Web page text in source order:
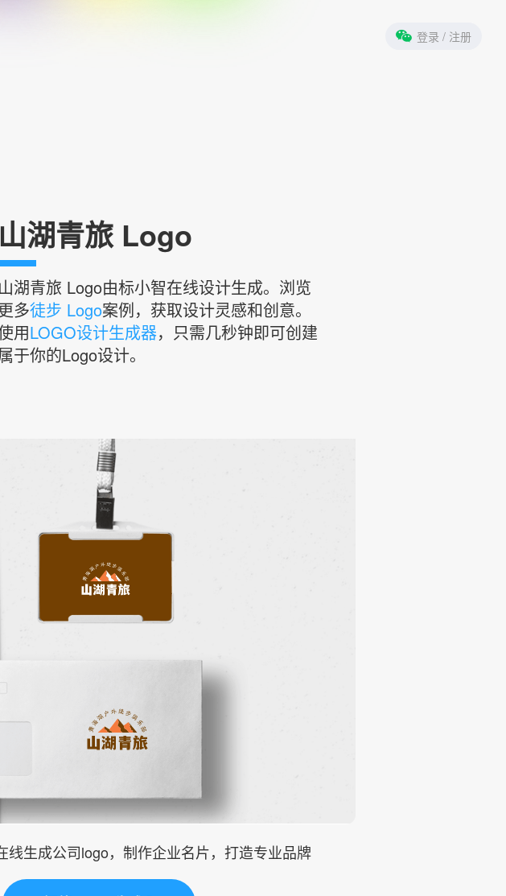
登录 / 注册
山湖青旅 Logo
山湖青旅 Logo由标小智在线设计生成。浏览
多徒步 Logo案例，获取设计灵感和创意。
用LOGO设计生成器，只需几秒钟即可创建
于你的Logo设计。
生成公司logo，制作企业名片，打造专业品牌